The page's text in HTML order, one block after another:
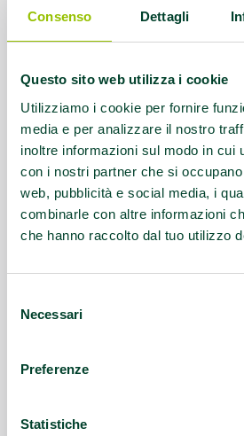
Consenso Dettagli
Questo sito web utilizza i cookie
Utilizziamo i cookie per fornire
media e per analizzare il nostro
inoltre informazioni sul modo in cui
con i nostri partner che si
web, pubblicità e social media, i
combinarle con altre informazioni
che hanno raccolto dal tuo utilizzo
delNecessari
Preferenze
Statistiche
Contatti:3478671423
Servizio rivolto a:
Questo contenuto si